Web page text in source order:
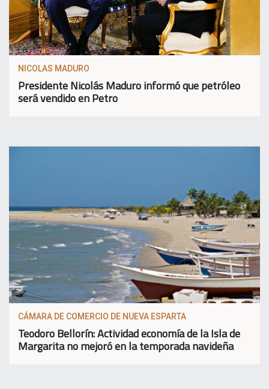
NICOLAS MADURO
Presidente Nicolás Maduro informó que petróleo
será vendido en Petro
CÁMARA DE COMERCIO DE NUEVA ESPARTA
Teodoro Bellorín: Actividad economía de la Isla de
Margarita no mejoró en la temporada navideña